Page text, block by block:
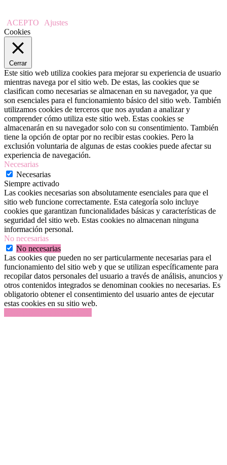
ACEPTO
Ajustes
Cookies
Cerrar
Este sitio web utiliza cookies para mejorar su experiencia de usuario
mientras navega por el sitio web. De estas, las cookies que se
clasifican como necesarias se almacenan en su navegador, ya que
son esenciales para el funcionamiento básico del sitio web. También
utilizamos cookies de terceros que nos ayudan a analizar y
comprender cómo utiliza este sitio web. Estas cookies se
almacenarán en su navegador solo con su consentimiento. También
tiene la opción de optar por no recibir estas cookies. Pero la
exclusión voluntaria de algunas de estas cookies puede afectar su
experiencia de navegación.
Necesarias
Necesarias
Siempre activado
Las cookies necesarias son absolutamente esenciales para que el
sitio web funcione correctamente. Esta categoría solo incluye
cookies que garantizan funcionalidades básicas y características de
seguridad del sitio web. Estas cookies no almacenan ninguna
información personal.
No necesarias
No necesarias
Las cookies que pueden no ser particularmente necesarias para el
funcionamiento del sitio web y que se utilizan específicamente para
recopilar datos personales del usuario a través de análisis, anuncios y
otros contenidos integrados se denominan cookies no necesarias. Es
obligatorio obtener el consentimiento del usuario antes de ejecutar
estas cookies en su sitio web.